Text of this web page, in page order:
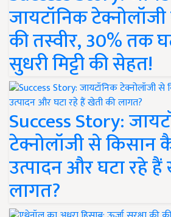
जायटॉनिक
की तस्वीर, 30% तक
सुधरी मिट्टी की सेहत!
Success Story:
टेक्नोलॉजी से किसान
उत्पादन और घटा रहे
लागत?